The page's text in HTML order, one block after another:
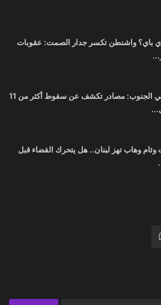
باي؟ واشنطن تكسر جدار الصمت: عقوبات
مجزرة في الجنوب: مصادر تكشف عن سقوط أكثر من 11
وئام وهاب تهز لبنان.. هل يتحرك القضاء قبل